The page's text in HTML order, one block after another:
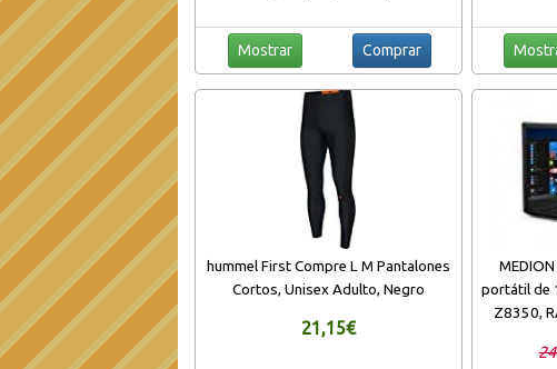
para el Cabello/Bolsa de Regalo
Mostrar Comprar
hummel First Compre L M Pantalones
Cortos, Unisex Adulto, Negro
21,15€
portátil de
Z8350,